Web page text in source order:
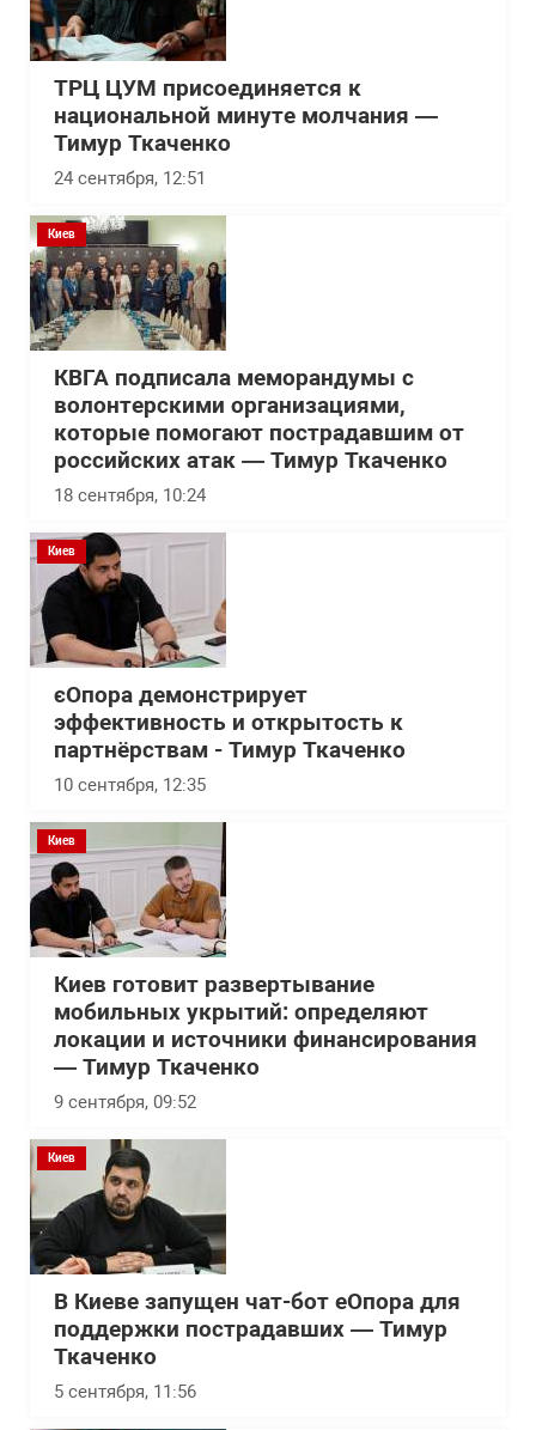
ТРЦ ЦУМ присоединяется к
национальной минуте молчания —
Тимур Ткаченко
24 сентября, 12:51
Киев
КВГА подписала меморандумы с
волонтерскими организациями,
которые помогают пострадавшим от
российских атак — Тимур Ткаченко
18 сентября, 10:24
Киев
єОпора демонстрирует
эффективность и открытость к
партнёрствам - Тимур Ткаченко
10 сентября, 12:35
Киев
Киев готовит развертывание
мобильных укрытий: определяют
локации и источники финансирования
— Тимур Ткаченко
9 сентября, 09:52
Киев
В Киеве запущен чат-бот еОпора для
поддержки пострадавших — Тимур
Ткаченко
5 сентября, 11:56